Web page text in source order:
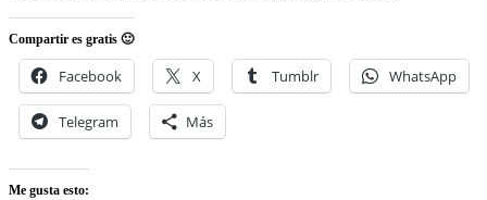
Compartir es gratis 🙂
Facebook X Tumblr WhatsApp
Telegram Más
Me gusta esto: